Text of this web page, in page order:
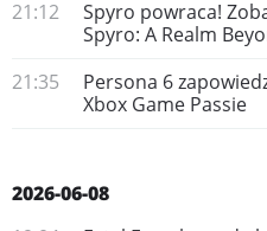
21:12
Spyro powraca!
Spyro: A Realm
21:35
Persona 6
Xbox Game Passie
2026-06-08